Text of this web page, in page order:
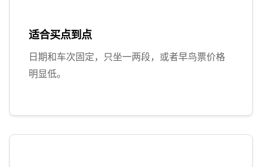
适合买点到点
日期和车次固定，只坐一两段，或者早鸟票价格
明显低。